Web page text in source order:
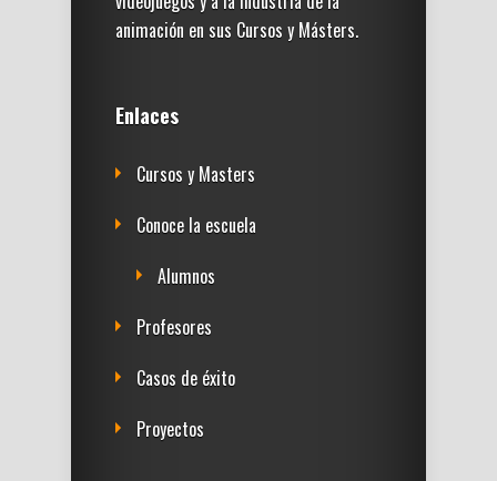
animación en sus Cursos y Másters.
Enlaces
Cursos y Masters
Conoce la escuela
Alumnos
Profesores
Casos de éxito
Proyectos